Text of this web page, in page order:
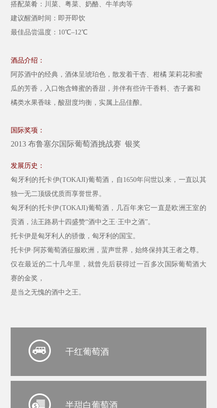
搭配菜肴：川菜、粤菜、奶酪、牛羊肉等
建议醒酒时间：即开即饮
最佳品尝温度： 10℃–12℃
酒品介绍：
阿苏酒中的经典，酒体呈琥珀色，散发着干杏、柑橘 茉莉花和蜜
瓜的芳香，入口饱含蜂蜜的香甜，并伴有些许干香料、杏子酱和
橘类水果香味，酸甜度均衡，实属上品佳酿。
国际奖项：
2013 布鲁塞尔国际葡萄酒挑战赛 银奖
发展历史：
匈牙利的托卡伊(TOKAJI)葡萄酒，自1650年问世以来，一直以其
独一无二顶级优质而享誉世界。
匈牙利的托卡伊(TOKAJI)葡萄酒，几百年来它一直是欧洲王室的
贡酒，法王路易十四盛赞“酒中之王·王中之酒”。
托卡伊是匈牙利人的骄傲，匈牙利的国宝。
托卡伊·阿苏葡萄酒征服欧洲，蜚声世界，始终保持其王者之尊。
仅在最近的二十几年里，就曾先后获得过一百多次国际葡萄酒大
赛的金奖，
是当之无愧的酒中之王。
干红葡萄酒
半甜白葡萄酒